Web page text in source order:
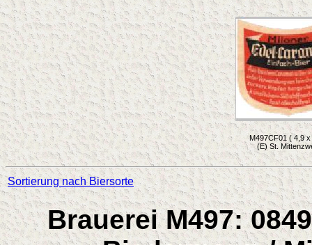
M497CF01 ( 4,9 x
(E) St.
Sortierung nach Biersorte
Brauerei M497: